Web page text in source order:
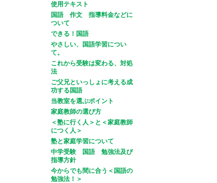
使用テキスト
国語 作文 指導料金などに
ついて
できる！国語
やさしい、国語学習につい
て。
これから受験は変わる、対処
法
ご父兄といっしょに考える成
功する国語
当教室を選ぶポイント
家庭教師の選び方
＜塾に行く人＞と＜家庭教師
につく人＞
塾と家庭学習について
中学受験 国語 勉強法及び
指導方針
今からでも間に合う＜国語の
勉強法！＞